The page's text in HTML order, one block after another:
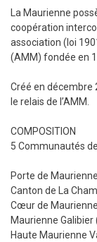
La Maurienne
coopération
association (loi
(AMM) fondée en
Créé en décembre
le relais de l’AMM.
COMPOSITION
5 Communautés
Porte de
Canton de La
Cœur de
Maurienne Galibier
Haute Maurienne